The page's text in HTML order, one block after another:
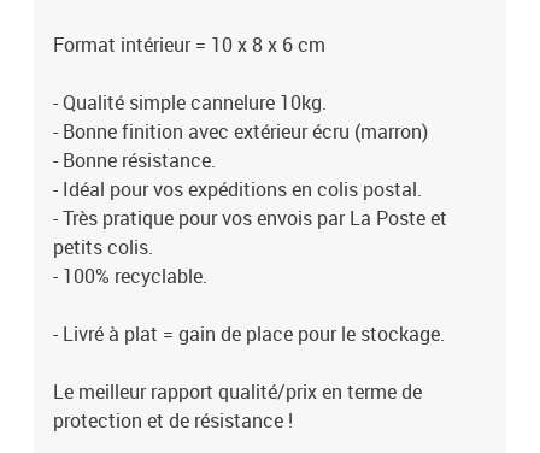
Format intérieur = 10 x 8 x 6 cm
- Qualité simple cannelure 10kg.
- Bonne finition avec extérieur écru (marron)
- Bonne résistance.
- Idéal pour vos expéditions en colis postal.
- Très pratique pour vos envois par La Poste et
petits colis.
- 100% recyclable.
- Livré à plat = gain de place pour le stockage.
Le meilleur rapport qualité/prix en terme de
protection et de résistance !